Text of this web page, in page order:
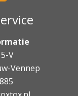
V
Vennep